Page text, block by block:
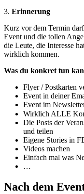
3. Erinnerung
Kurz vor dem Termin
Event und die tollen
die Leute, die Interesse
wirklich kommen.
Was du konkret tun
Flyer / Postkarten
Event in deiner
Event im
Wirklich ALLE
Die Posts der
und teilen
Eigene Stories in
Videos machen
Einfach mal was
…
Nach dem